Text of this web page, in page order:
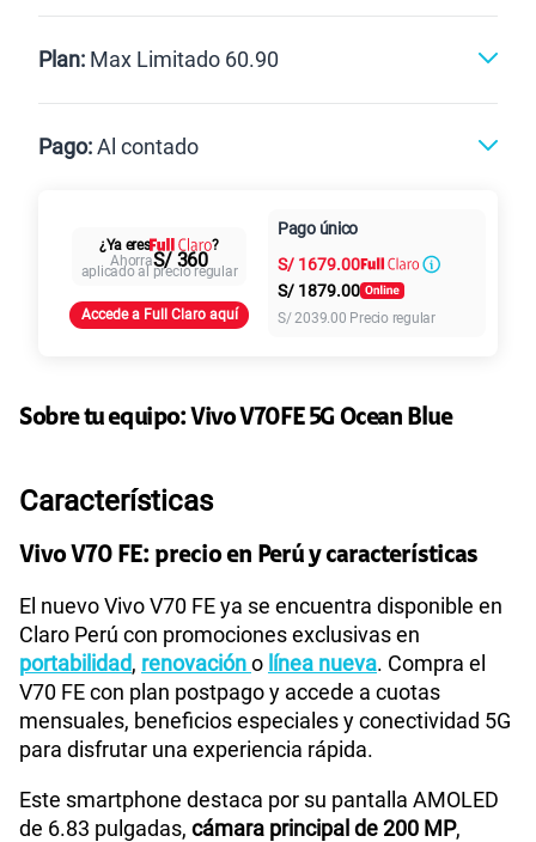
Postpago
Plan: Max Limitado 60.90
Paga solo
25GBen alta velocidad
S/29.90
30GBen alta velocidad
Paga solo S/56.90
Paga solo
75 GB en alta velocidad
S/60.90
Ver menos planes
Pago:Al contado
Al contado Cuotas Claro
intereses
¿Ya eres
?
AhorraS/ 360
aplicado al precio regular
Accede a Full Claro aquí
Pago único
S/ 1679.00
S/ 1879.00
S/2039.00 Precio regular
Sobre tu equipo: Vivo V70FE 5G Ocean Blue
Características
Vivo V70 FE: precio en Perú y características
El nuevo Vivo V70 FE ya se encuentra disponible en
Claro Perú con promociones exclusivas en
portabilidad, renovacióno línea nueva. Compra el
V70 FE con plan postpago y accede a cuotas
mensuales, beneficios especiales y conectividad 5G
para disfrutar una experiencia rápida.
Este smartphone destaca por su pantalla AMOLED
de 6.83 pulgadas, cámara principal de 200 MP,